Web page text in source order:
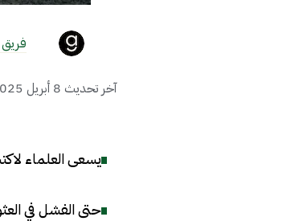
آخر تحديث 8 أبريل 2025
يسعى العلماء
حتى الفشل في